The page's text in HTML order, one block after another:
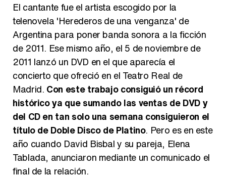
El cantante fue el artista escogido por la
telenovela 'Herederos de una venganza' de
Argentina para poner banda sonora a la ficción
de 2011. Ese mismo año, el 5 de noviembre de
2011 lanzó un DVD en el que aparecía el
concierto que ofreció en el Teatro Real de
Madrid. Con este trabajo consiguió un récord
histórico ya que sumando las ventas de DVD y
del CD en tan solo una semana consiguieron el
título de Doble Disco de Platino. Pero es en este
año cuando David Bisbal y su pareja, Elena
Tablada, anunciaron mediante un comunicado el
final de la relación.